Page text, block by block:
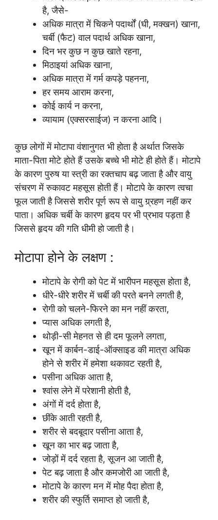
है, जैसे-
अधिक मात्रा में चिकने पदार्थों (घी, मक्खन) खाना,
चर्बी (फैट) वाल पदार्थ अधिक खाना,
दिन भर कुछ न कुछ खाते रहना,
मिठाइयां अधिक खाना,
अधिक मात्रा में गर्म कपड़े पहनना,
हर समय आराम करना,
कोई कार्य न करना,
व्यायाम (एक्सरसाईज) न करना आदि।
कुछ लोगों में मोटापा वंशानुगत भी होता है अर्थात जिसके
माता-पिता मोटे होते हैं उसके बच्चे भी मोटे ही होते हैं। मोटापे
के कारण पुरुष या स्त्री का रक्तचाप बढ़ जाता है और वायु
संचरण में रुकावट महसूस होती हैं। मोटापे के कारण त्वचा
फूल जाती है जिससे शरीर पूर्ण रूप से वायु ग्र्रहण नहीं कर
पाता। अधिक चर्बी के कारण हृदय पर भी प्रभाव पड़ता है
जिससे हृदय की गति धीमी हो जाती है।
मोटापा होने के लक्षण :
मोटापे के रोगी को पेट में भारीपन महसूस होता है,
धीरे-धीरे शरीर में चर्बी की परते बनने लगती है,
रोगी को चलने-फिरने का मन नहीं करता,
प्यास अधिक लगती है,
थोड़ी-सी मेहनत से ही दम फूलने लगता,
खून में कार्बन-डाई-ऑक्साइड की मात्रा अधिक
होने से शरीर में हमेशा थकावट रहती है,
पसीना अधिक आता है,
श्वांस लेने में परेशानी होती है,
अंगों में दर्द होता है,
छींके आती रहती है,
शरीर से बदबूदार पसीना आता है,
खून का भार बढ़ जाता है,
जोड़ों में दर्द रहता है, सूजन आ जाती है,
पेट बढ़ जाता है और कमजोरी आ जाती है,
मोटापे के कारण मन में मोह पैदा होता है,
शरीर की स्फुर्ति समाप्त हो जाती है,